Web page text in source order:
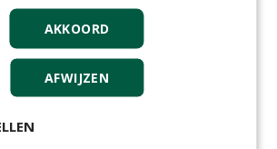
Hoeksche Waard gunt
watergangen 2026-2027 aan
en Jaro.
2026
schoffelwerkzaamheden onder
Flex.
AKKOORD
AFWIJZEN